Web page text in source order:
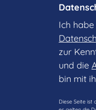
Ich
zur
und die
bin mit
Diese Seite ist